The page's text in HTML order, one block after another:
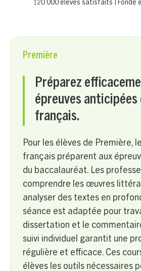
120 000 élèves satisfaits | Fondé
Première
Préparez
épreuves anticipées
français.
Pour les élèves de Première,
français préparent aux
du baccalauréat. Les
comprendre les œuvres
analyser des textes en
séance est adaptée pour
dissertation et le
suivi individuel garantit une
régulière et efficace. Ces
élèves les outils nécessaires